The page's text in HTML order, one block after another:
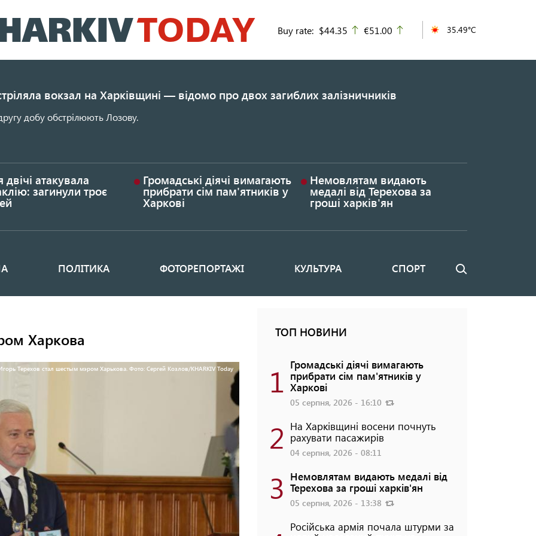
до
основного
Buy rate: $44.35 up
€51.00 35.49°C
вокзал на Харківщині — відомо про двох загиблих залізничників
добу обстрілюють Лозову.
двічі атакувала
загинули троє
Громадські діячі вимагають
прибрати сім пам'ятників у
Харкові
Немовлятам видають
медалі від Терехова за
гроші харків'ян
ПОЛІТИКА ФОТОРЕПОРТАЖІ КУЛЬТУРА СПОРТ Пошук
Харкова
Терехов стал шестым мэром Харькова. Фото: Сергей Козлов/KHARKIV Today
ТОП НОВИНИ
1 Громадські діячі вимагають
прибрати сім пам'ятників у
Харкові
05 серпня, 2026 - 16:10
2 На Харківщині восени почнуть
рахувати пасажирів
04 серпня, 2026 - 08:11
3 Немовлятам видають медалі від
Терехова за гроші харків'ян
05 серпня, 2026 - 13:38
Російська армія почала штурми за